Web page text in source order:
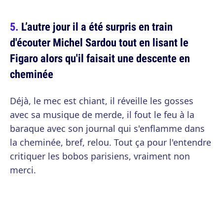
L’autre jour il a été surpris en train
d'écouter Michel Sardou tout en lisant le
Figaro alors qu'il faisait une descente en
cheminée
Déjà, le mec est chiant, il réveille les gosses
avec sa musique de merde, il fout le feu à la
baraque avec son journal qui s'enflamme dans
la cheminée, bref, relou. Tout ça pour l'entendre
critiquer les bobos parisiens, vraiment non
merci.